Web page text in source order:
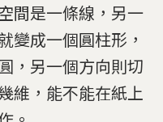
間是一條線，另一
變成一個圓柱形，
，另一個方向則切
維，能不能在紙上